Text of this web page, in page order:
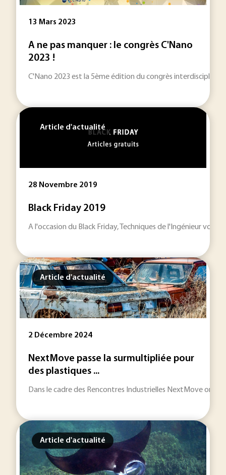
13 Mars 2023
A ne pas manquer : le congrès C'Nano
2023 !
C'Nano 2023 est la 5ème édition du congrès
Article d'actualité
28 Novembre 2019
Black Friday 2019
A l'occasion du Black Friday, Techniques de l'Ingénieur
Article d'actualité
2 Décembre 2024
NextMove passe la surmultipliée pour
des plastiques ...
Dans le cadre des Rencontres Industrielles NextMove
Article d'actualité